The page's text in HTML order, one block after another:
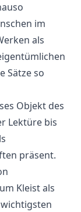
im
als
Sätze so
Objekt des
Lektüre bis
präsent.
Kleist als